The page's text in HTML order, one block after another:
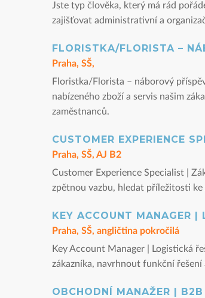
Jste typ člověka, který má rád
zajišťovat administrativní a
FLORISTKA/FLORISTA –
Praha, SŠ,
Floristka/Florista – náborový
nabízeného zboží a servis našim
zaměstnanců.
CUSTOMER EXPERIENCE
Praha, SŠ, AJ B2
Customer Experience Specialist |
zpětnou vazbu, hledat příležitosti ke
KEY ACCOUNT MANAGER |
Praha, SŠ, angličtina pokročilá
Key Account Manager | Logistická
zákazníka, navrhnout funkční
OBCHODNÍ MANAŽER |